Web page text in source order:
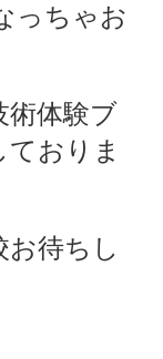
っちゃお
術体験ブ
おりま
お待ちし